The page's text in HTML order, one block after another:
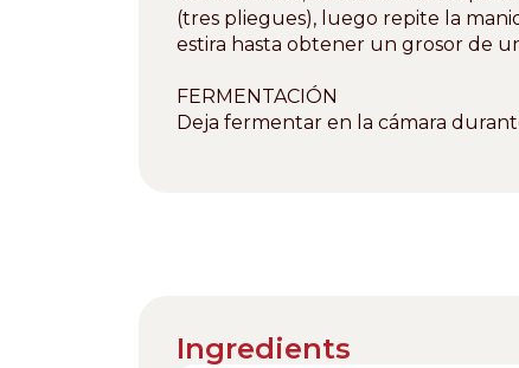
(tres pliegues), luego repite la
estira hasta obtener un grosor de
FERMENTACIÓN
Deja fermentar en la cámara
Ingredients